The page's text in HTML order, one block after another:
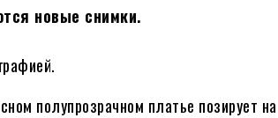
новые снимки.
полупрозрачном платье позирует